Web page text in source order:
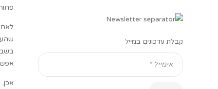
קבלת עדכונים במייל